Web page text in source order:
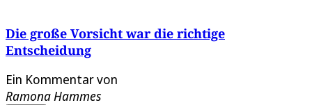
Die große Vorsicht war die richtige
Entscheidung
Ein Kommentar von
Ramona Hammes